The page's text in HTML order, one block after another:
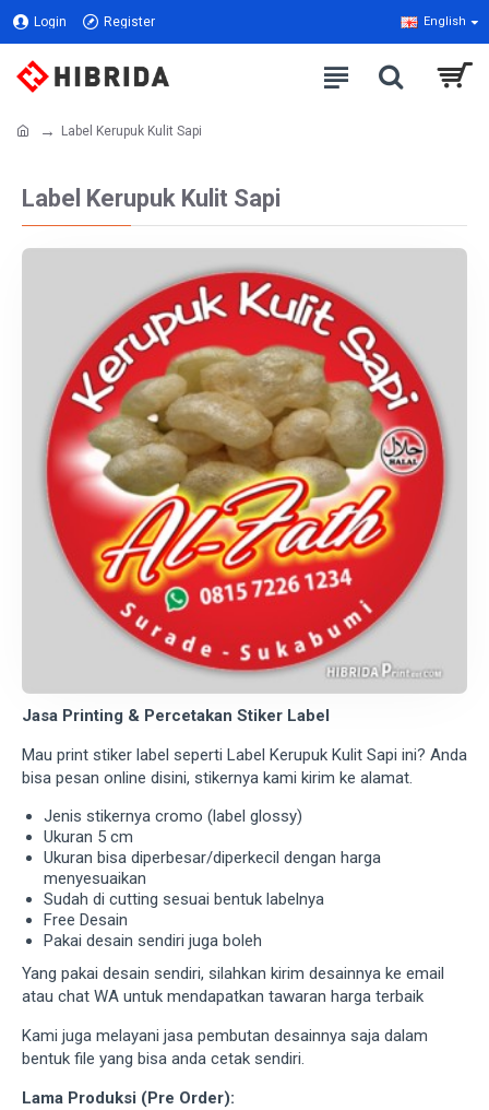
Login Register English
Label Kerupuk Kulit Sapi
Label Kerupuk Kulit Sapi
Jasa Printing & Percetakan Stiker Label
Mau print stiker label seperti Label Kerupuk Kulit Sapi ini? Anda
bisa pesan online disini, stikernya kami kirim ke alamat.
Jenis stikernya cromo (label glossy)
Ukuran 5 cm
Ukuran bisa diperbesar/diperkecil dengan harga
menyesuaikan
Sudah di cutting sesuai bentuk labelnya
Free Desain
Pakai desain sendiri juga boleh
Yang pakai desain sendiri, silahkan kirim desainnya ke email
atau chat WA untuk mendapatkan tawaran harga terbaik
Kami juga melayani jasa pembutan desainnya saja dalam
bentuk file yang bisa anda cetak sendiri.
Lama Produksi (Pre Order):